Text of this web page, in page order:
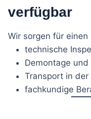
verfügbar
Wir sorgen für
technische
Demontage und
Transport in der
fachkundige